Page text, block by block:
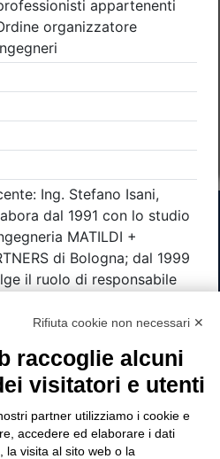
formativi
evento formativo con i
Visura SpA
Socio Unico
e coordinamento
REA n. 877679
Rifiuta cookie non necessari ✕
raccoglie alcuni
visitatori e utenti
partner utilizziamo i cookie e
accedere ed elaborare i dati
la visita al sito web o la